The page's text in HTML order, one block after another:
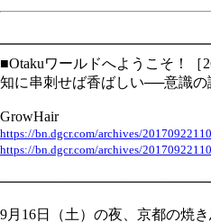
■Otakuワールドへようこそ！［
知に串刺せば香ばしい──意識
GrowHair
https://bn.dgcr.com/archives/
https://bn.dgcr.com/archives/
9月16日（土）の夜、京都の焼